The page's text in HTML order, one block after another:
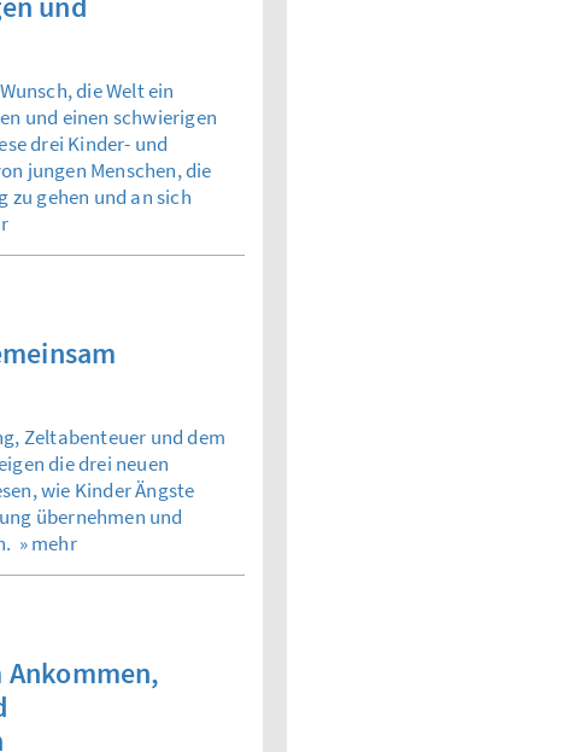
die Welt ein
und einen schwierigen
drei Kinder- und
jungen Menschen, die
zu gehen und an sich
Zeltabenteuer und dem
die drei neuen
wie Kinder Ängste
übernehmen und
» mehr
Ankommen,